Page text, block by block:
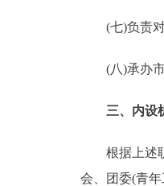
(七)负责对
(八)承办市
三、内设
根据上述职
会、团委(青年